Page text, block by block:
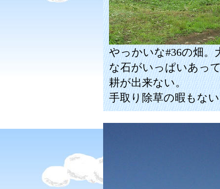
やっかいな#36の畑。
な石がいっぱいあっ
耕が出来ない。
手取り除草の暇もな